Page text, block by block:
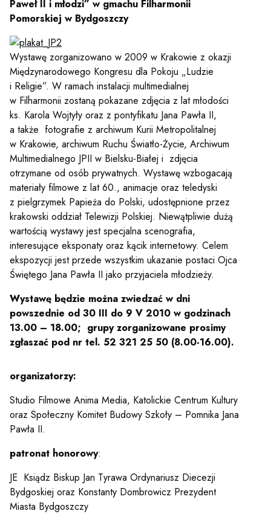
Paweł II i młodzi” w gmachu Filharmonii
Pomorskiej w Bydgoszczy
Wystawę zorganizowano w 2009 w Krakowie z okazji
Międzynarodowego Kongresu dla Pokoju „Ludzie
i Religie”. W ramach instalacji multimedialnej
w Filharmonii zostaną pokazane zdjęcia z lat młodości
ks. Karola Wojtyły oraz z pontyfikatu Jana Pawła II,
a także fotografie z archiwum Kurii Metropolitalnej
w Krakowie, archiwum Ruchu Światło-Życie, Archiwum
Multimedialnego JPII w Bielsku-Białej i zdjęcia
otrzymane od osób prywatnych. Wystawę wzbogacają
materiały filmowe z lat 60., animacje oraz teledyski
z pielgrzymek Papieża do Polski, udostępnione przez
krakowski oddział Telewizji Polskiej. Niewątpliwie dużą
wartością wystawy jest specjalna scenografia,
interesujące eksponaty oraz kącik internetowy. Celem
ekspozycji jest przede wszystkim ukazanie postaci Ojca
Świętego Jana Pawła II jako przyjaciela młodzieży.
Wystawę będzie można zwiedzać w dni
powszednie od 30 III do 9 V 2010 w godzinach
13.00 – 18.00; grupy zorganizowane prosimy
zgłaszać pod nr tel. 52 321 25 50 (8.00-16.00).
organizatorzy:
Studio Filmowe Anima Media, Katolickie Centrum Kultury
oraz Społeczny Komitet Budowy Szkoły – Pomnika Jana
Pawła II.
patronat honorowy:
JE Ksiądz Biskup Jan Tyrawa Ordynariusz Diecezji
Bydgoskiej oraz Konstanty Dombrowicz Prezydent
Miasta Bydgoszczy